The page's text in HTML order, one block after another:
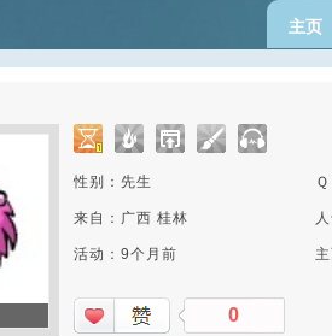
主页
性别：先生
来自：广西 桂林
活动：9个月前
0